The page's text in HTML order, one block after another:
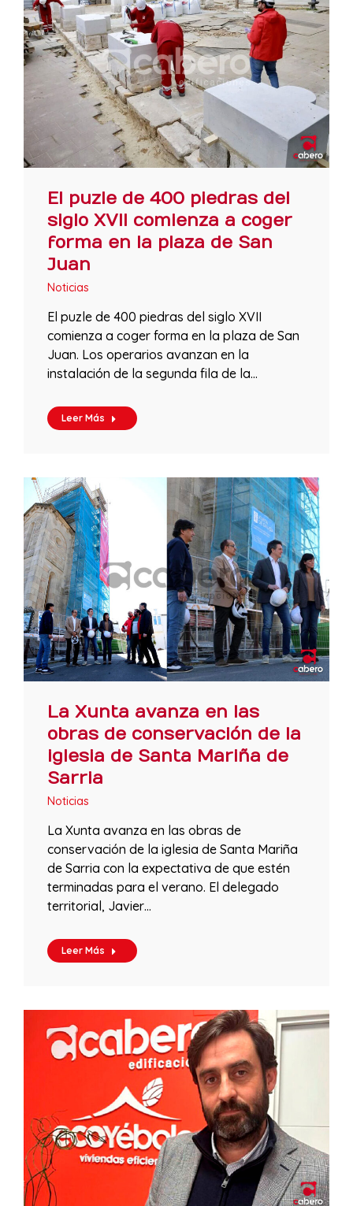
El puzle de 400 piedras del
siglo XVII comienza a coger
forma en la plaza de San
Juan
Noticias
El puzle de 400 piedras del siglo XVII
comienza a coger forma en la plaza de San
Juan. Los operarios avanzan en la
instalación de la segunda fila de la…
Leer Más
La Xunta avanza en las
obras de conservación de la
iglesia de Santa Mariña de
Sarria
Noticias
La Xunta avanza en las obras de
conservación de la iglesia de Santa Mariña
de Sarria con la expectativa de que estén
terminadas para el verano. El delegado
territorial, Javier…
Leer Más